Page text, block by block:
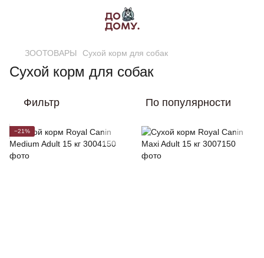
ЗООТОВАРЫ Сухой корм для собак
Сухой корм для собак
Фильтр По популярности
−21%